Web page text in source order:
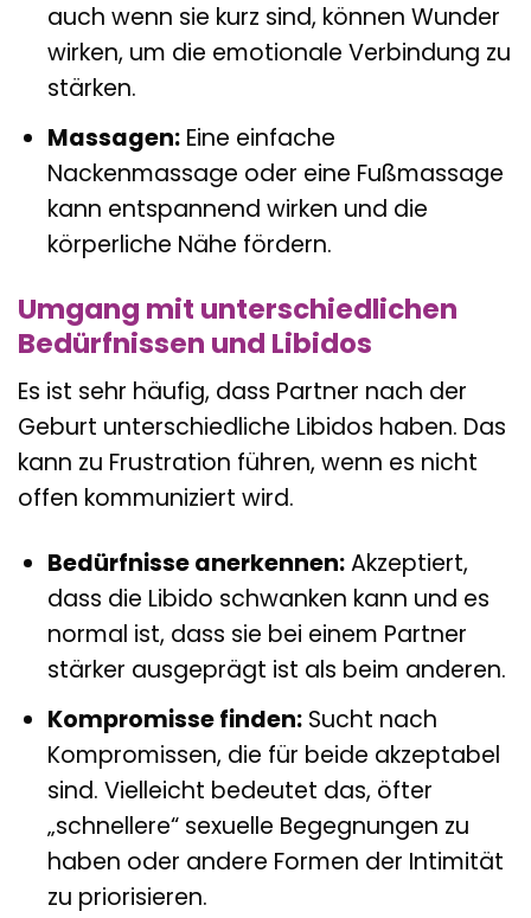
auch wenn sie kurz sind, können Wunder
wirken, um die emotionale Verbindung zu
stärken.
Massagen:Eine einfache
Nackenmassage oder eine Fußmassage
kann entspannend wirken und die
körperliche Nähe fördern.
Umgang mit unterschiedlichen
Bedürfnissen und Libidos
Es ist sehr häufig, dass Partner nach der
Geburt unterschiedliche Libidos haben. Das
kann zu Frustration führen, wenn es nicht
offen kommuniziert wird.
Bedürfnisse anerkennen:Akzeptiert,
dass die Libido schwanken kann und es
normal ist, dass sie bei einem Partner
stärker ausgeprägt ist als beim anderen.
Kompromisse finden:Sucht nach
Kompromissen, die für beide akzeptabel
sind. Vielleicht bedeutet das, öfter
„schnellere“ sexuelle Begegnungen zu
haben oder andere Formen der Intimität
zu priorisieren.